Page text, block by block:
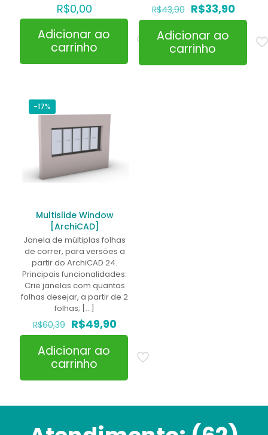
Salvar meus dados neste navegador para a próxima
vez que eu comentar.
R$0,00
Adicionar ao
carrinho
R$43,90 O
preço
original
era:
R$43,90.
R$33,90O
preço
Adicionar ao
carrinho
-17%
Multislide Window
[ArchiCAD]
Janela de múltiplas folhas
de correr, para versões a
partir do ArchiCAD 24.
Principais funcionalidades:
Crie janelas com quantas
folhas desejar, a partir de 2
folhas; […]
R$60,39 O
preço
original
era:
R$60,39.
R$49,90O
preço
Adicionar ao
carrinho